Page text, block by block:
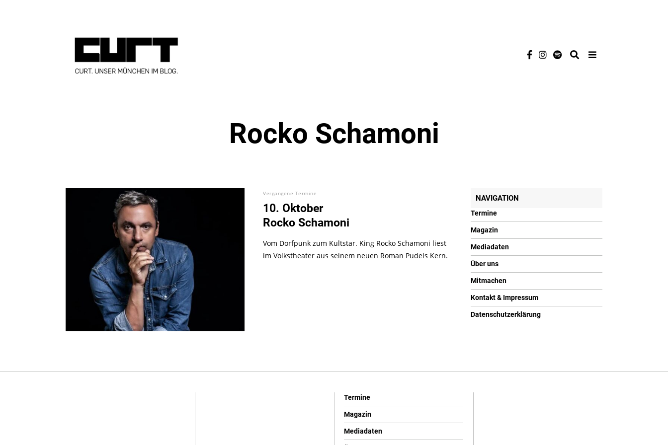
Rocko Schamoni
Vergangene Termine
10. Oktober
Rocko Schamoni
Vom Dorfpunk zum Kultstar. King Rocko Schamoni liest
im Volkstheater aus seinem neuen Roman Pudels Kern.
NAVIGATION
Termine
Magazin
Mediadaten
Über uns
Mitmachen
Kontakt & Impressum
Datenschutzerklärung
Termine
Magazin
Mediadaten